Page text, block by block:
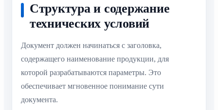
Структура и содержание
технических условий
Документ должен начинаться с заголовка,
содержащего наименование продукции, для
которой разрабатываются параметры. Это
обеспечивает мгновенное понимание сути
документа.